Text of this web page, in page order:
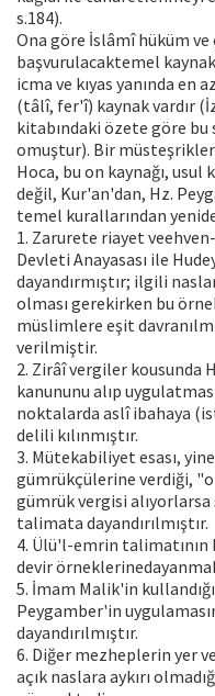
s.184).
Ona göre İslâmî hüküm
başvurulacaktemel
icma ve kıyas yanında en
(tâlî, fer'î) kaynak vardır
kitabındaki özete göre bu
omuştur). Bir
Hoca, bu on kaynağı, usul
değil, Kur'an'dan, Hz.
temel kurallarından
1. Zarurete riayet
Devleti Anayasası ile
dayandırmıştır; ilgili
olması gerekirken bu
müslimlere eşit
verilmiştir.
2. Zirâî vergiler kousunda
kanununu alıp
noktalarda aslî ibahaya
delili kılınmıştır.
3. Mütekabiliyet esası,
gümrükçülerine verdiği,
gümrük vergisi
talimata dayandırılmıştır.
4. Ülü'l-emrin talimatının
devir
5. İmam Malik'in
Peygamber'in
dayandırılmıştır.
6. Diğer mezheplerin yer
açık naslara aykırı